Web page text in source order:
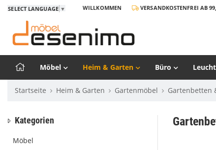
SELECT LANGUAGE ▼ WILLKOMMEN VERSANDKOSTENFREI AB
Möbel Heim & Garten Büro
Startseite Heim & Garten Gartenmöbel Gartenbetten
Kategorien
Möbel